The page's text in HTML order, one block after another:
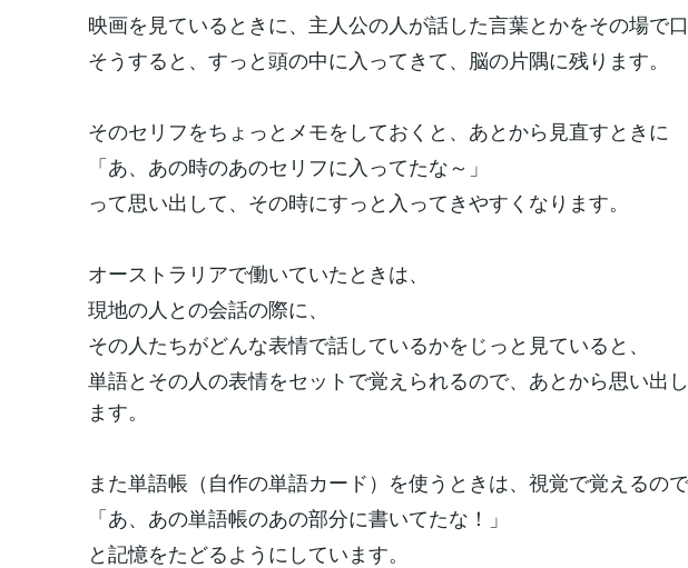
映画を見ているときに、主人公の人が話した言葉とかをその場で口
そうすると、すっと頭の中に入ってきて、脳の片隅に残ります。
そのセリフをちょっとメモをしておくと、あとから見直すときに
「あ、あの時のあのセリフに入ってたな～」
って思い出して、その時にすっと入ってきやすくなります。
オーストラリアで働いていたときは、
現地の人との会話の際に、
その人たちがどんな表情で話しているかをじっと見ていると、
単語とその人の表情をセットで覚えられるので、あとから思い出
ます。
また単語帳（自作の単語カード）を使うときは、視覚で覚えるので
「あ、あの単語帳のあの部分に書いてたな！」
と記憶をたどるようにしています。